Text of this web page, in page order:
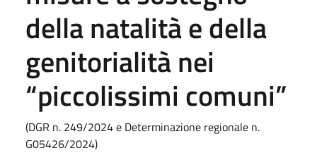
della natalità e della
genitorialità nei
“piccolissimi comuni”
(DGR n. 249/2024 e Determinazione regionale n.
G05426/2024)